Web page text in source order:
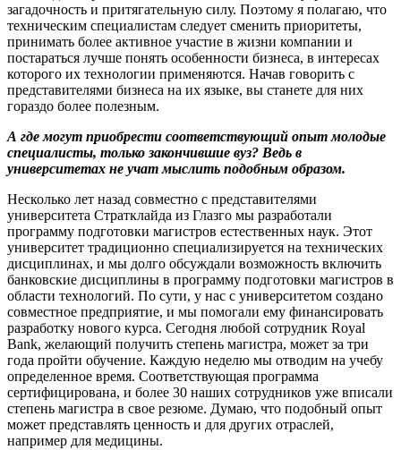
загадочность и притягательную силу. Поэтому я полагаю, что
техническим специалистам следует сменить приоритеты,
принимать более активное участие в жизни компании и
постараться лучше понять особенности бизнеса, в интересах
которого их технологии применяются. Начав говорить с
представителями бизнеса на их языке, вы станете для них
гораздо более полезным.
А где могут приобрести соответствующий опыт молодые
специалисты, только закончившие вуз? Ведь в
университетах не учат мыслить подобным образом.
Несколько лет назад совместно с представителями
университета Стратклайда из Глазго мы разработали
программу подготовки магистров естественных наук. Этот
университет традиционно специализируется на технических
дисциплинах, и мы долго обсуждали возможность включить
банковские дисциплины в программу подготовки магистров в
области технологий. По сути, у нас с университетом создано
совместное предприятие, и мы помогали ему финансировать
разработку нового курса. Сегодня любой сотрудник Royal
Bank, желающий получить степень магистра, может за три
года пройти обучение. Каждую неделю мы отводим на учебу
определенное время. Соответствующая программа
сертифицирована, и более 30 наших сотрудников уже вписали
степень магистра в свое резюме. Думаю, что подобный опыт
может представлять ценность и для других отраслей,
например для медицины.